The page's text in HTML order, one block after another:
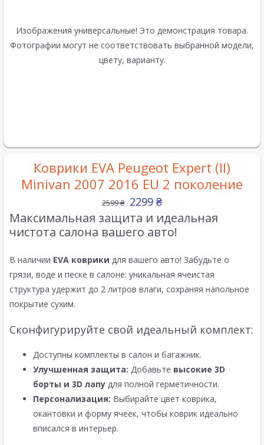
Изображения универсальные! Это демонстрация товара.
Фотографии могут не соответствовать выбранной модели,
цвету, варианту.
Коврики EVA Peugeot Expert (ІІ)
Minivan 2007 2016 EU 2 поколение
2599₴ 2299 ₴
Максимальная защита и идеальная
чистота салона вашего авто!
В наличии EVA коврики для вашего авто! Забудьте о
грязи, воде и песке в салоне: уникальная ячеистая
структура удержит до 2 литров влаги, сохраняя напольное
покрытие сухим.
Сконфигурируйте свой идеальный комплект:
Доступны комплекты в салон и багажник.
Улучшенная защита: Добавьте высокие 3D
борты и 3D лапу для полной герметичности.
Персонализация: Выбирайте цвет коврика,
окантовки и форму ячеек, чтобы коврик идеально
вписался в интерьер.